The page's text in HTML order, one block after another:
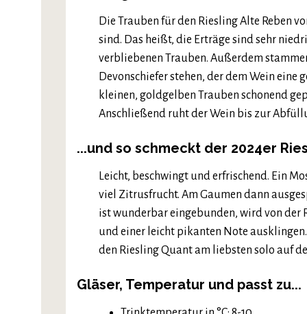
Die Trauben für den Riesling Alte Reben
sind. Das heißt, die Erträge sind sehr
verbliebenen Trauben. Außerdem
Devonschiefer stehen, der dem Wein
kleinen, goldgelben Trauben schonend
Anschließend ruht der Wein bis zur
...und so schmeckt der 2024er
Leicht, beschwingt und erfrischend. Ein
viel Zitrusfrucht. Am Gaumen dann
ist wunderbar eingebunden, wird von der
und einer leicht pikanten Note
den Riesling Quant am liebsten solo auf
Gläser, Temperatur und passt zu...